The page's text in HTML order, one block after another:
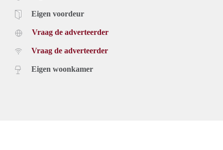
Eigen voordeur
Vraag de adverteerder
Vraag de adverteerder
Eigen woonkamer